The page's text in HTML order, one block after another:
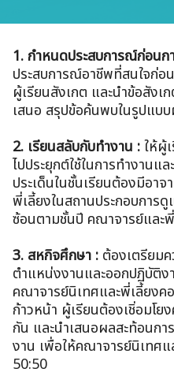
1. กำหนดประสบการณ์ก่อนก
ประสบการณ์อาชีพที่สนใจก่อ
ผู้เรียนสังเกต และนำข้อสังเ
เสนอ สรุปข้อค้นพบในรูปแบ
2. เรียนสลับกับทำงาน :ให้ผู้
ไปประยุกต์ใช้ในการทำงานแ
ประเด็นในชั้นเรียนต้องมีอาจ
พี่เลี้ยงในสถานประกอบการ
ซ้อนตามชั้นปี คณาจารย์และพี่
3. สหกิจศึกษา : ต้องเตรียม
ตำแหน่งงานและออกปฏิบัติ
คณาจารย์นิเทศและพี่เลี้ยงค
ก้าวหน้า ผู้เรียนต้องเชิ่อมโย
กัน และนำเสนอผลสะท้อนก
งาน เพื่อให้คณาจารย์นิเทศแ
50:50